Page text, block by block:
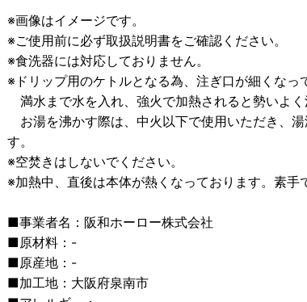
※画像はイメージです。
※ご使用前に必ず取扱説明書をご確認ください。
※食洗器には対応しておりません。
※ドリップ用のケトルとなる為、注ぎ口が細くなっ
満水まで水を入れ、強火で加熱されると勢いよく
お湯を沸かす際は、中火以下で使用いただき、
す。
※空焚きはしないでください。
※加熱中、直後は本体が熱くなっております。素手
■事業者名：阪和ホーロー株式会社
■原材料：-
■原産地：-
■加工地：大阪府泉南市